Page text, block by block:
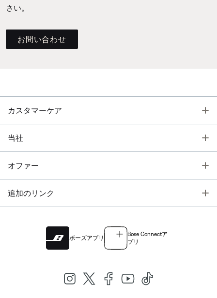
さい。
お問い合わせ
カスタマーケア
当社
オファー
追加のリンク
ボーズアプリ
Bose Connectア
プリ